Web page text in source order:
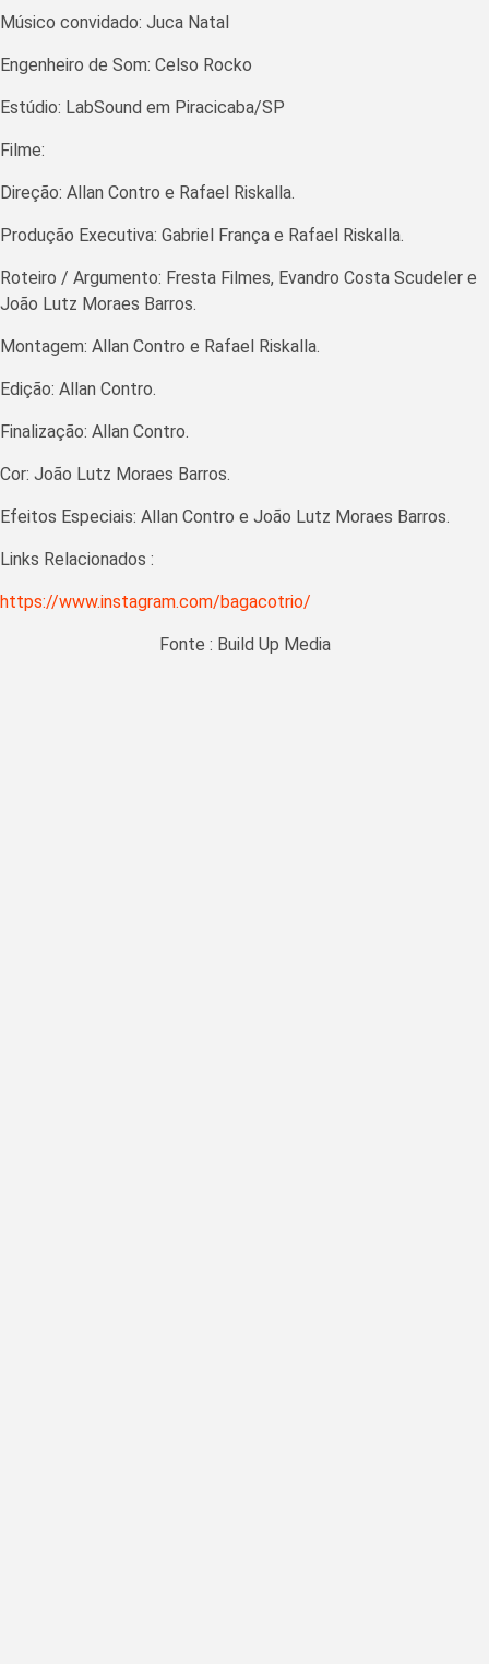
Músico convidado: Juca Natal
Engenheiro de Som: Celso Rocko
Estúdio: LabSound em Piracicaba/SP
Filme:
Direção: Allan Contro e Rafael Riskalla.
Produção Executiva: Gabriel França e Rafael Riskalla.
Roteiro / Argumento: Fresta Filmes, Evandro Costa Scudeler e
João Lutz Moraes Barros.
Montagem: Allan Contro e Rafael Riskalla.
Edição: Allan Contro.
Finalização: Allan Contro.
Cor: João Lutz Moraes Barros.
Efeitos Especiais: Allan Contro e João Lutz Moraes Barros.
Links Relacionados :
https://www.instagram.com/bagacotrio/
Fonte : Build Up Media